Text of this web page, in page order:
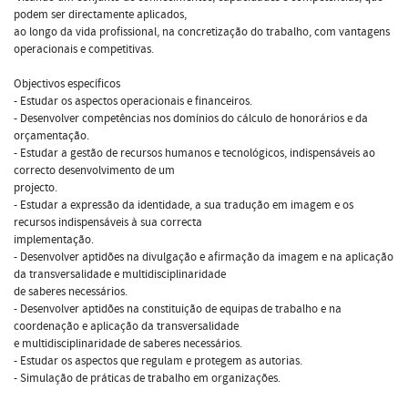
podem ser directamente aplicados,
ao longo da vida profissional, na concretização do trabalho, com vantagens
operacionais e competitivas.
Objectivos específicos
- Estudar os aspectos operacionais e financeiros.
- Desenvolver competências nos domínios do cálculo de honorários e da
orçamentação.
- Estudar a gestão de recursos humanos e tecnológicos, indispensáveis ao
correcto desenvolvimento de um
projecto.
- Estudar a expressão da identidade, a sua tradução em imagem e os
recursos indispensáveis à sua correcta
implementação.
- Desenvolver aptidões na divulgação e afirmação da imagem e na aplicação
da transversalidade e multidisciplinaridade
de saberes necessários.
- Desenvolver aptidões na constituição de equipas de trabalho e na
coordenação e aplicação da transversalidade
e multidisciplinaridade de saberes necessários.
- Estudar os aspectos que regulam e protegem as autorias.
- Simulação de práticas de trabalho em organizações.